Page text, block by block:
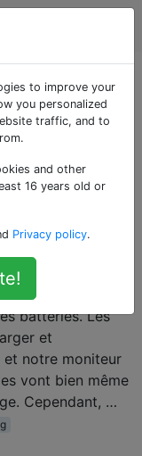
si une
utilisons des
nous avons
de stabilité lors
batteries. Les
et
et notre moniteur
vont bien même
Cependant, …
to improve your
you personalized
traffic, and to
and other
16 years old or
Privacy policy.